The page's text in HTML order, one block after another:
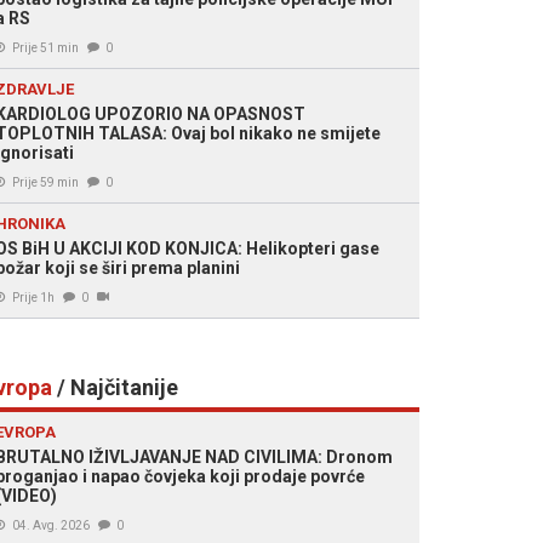
RS
Prije 51 min 0
UPOZORIO NA OPASNOST
TALASA: Ovaj bol nikako ne smijete
Prije 59 min 0
BiH U AKCIJI KOD KONJICA: Helikopteri gase
koji se širi prema planini
Prije 1h 0
/ Najčitanije
IŽIVLJAVANJE NAD CIVILIMA: Dronom
i napao čovjeka koji prodaje povrće
04. Avg. 2026 0